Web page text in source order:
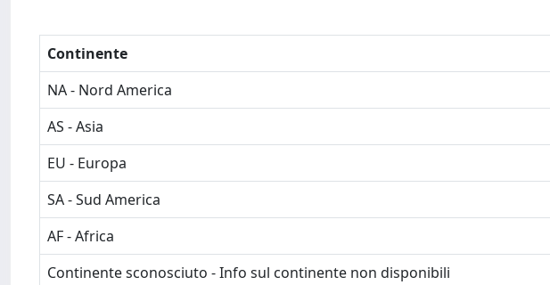
Continente
NA - Nord America
AS - Asia
EU - Europa
SA - Sud America
AF - Africa
Continente sconosciuto - Info sul continente non disponibili